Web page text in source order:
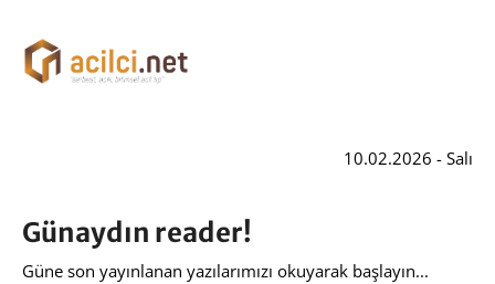
10.02.2026 - Salı
Günaydın reader!
Güne son yayınlanan yazılarımızı okuyarak başlayın...